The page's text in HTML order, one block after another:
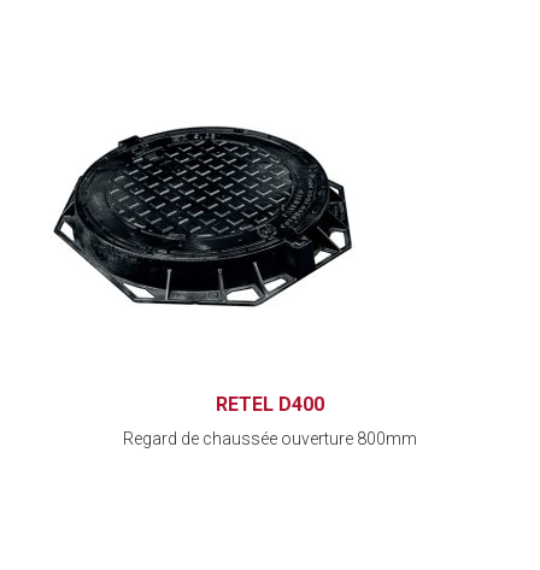
RETEL D400
Regard de chaussée ouverture 800mm